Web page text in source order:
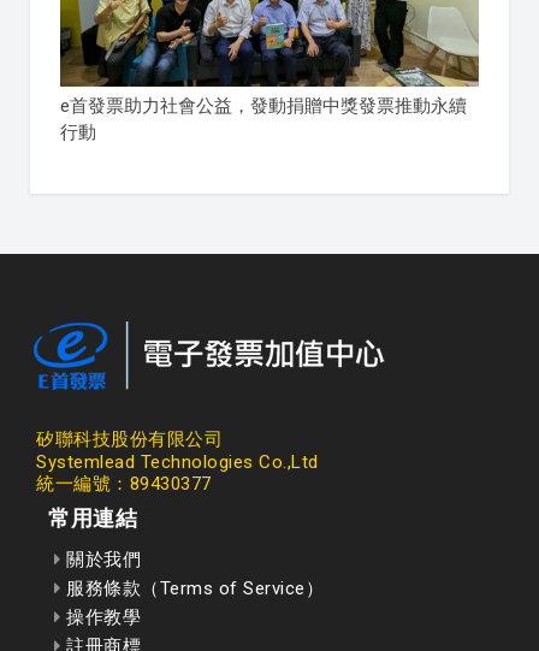
e首發票助力社會公益，發動捐贈中獎發票推動永續
行動
矽聯科技股份有限公司
Systemlead Technologies Co.,Ltd
統一編號：89430377
常用連結
關於我們
服務條款（Terms of Service）
操作教學